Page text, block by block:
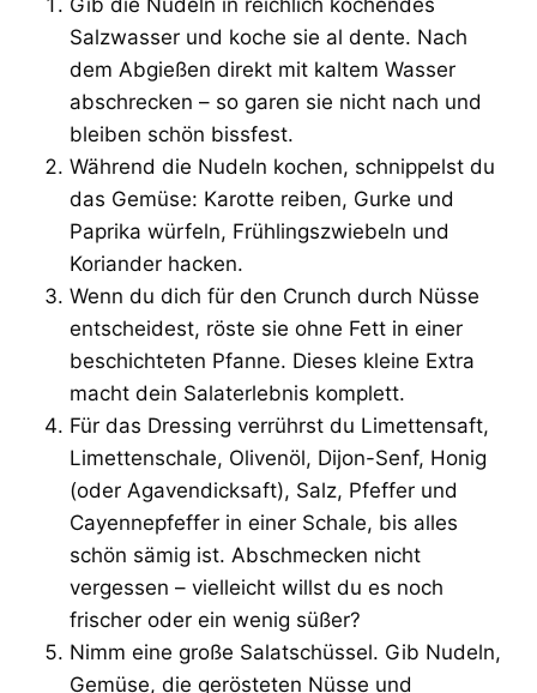
Salzwasser und koche sie al dente. Nach
dem Abgießen direkt mit kaltem Wasser
abschrecken – so garen sie nicht nach und
bleiben schön bissfest.
Während die Nudeln kochen, schnippelst du
das Gemüse: Karotte reiben, Gurke und
Paprika würfeln, Frühlingszwiebeln und
Koriander hacken.
Wenn du dich für den Crunch durch Nüsse
entscheidest, röste sie ohne Fett in einer
beschichteten Pfanne. Dieses kleine Extra
macht dein Salaterlebnis komplett.
Für das Dressing verrührst du Limettensaft,
Limettenschale, Olivenöl, Dijon-Senf, Honig
(oder Agavendicksaft), Salz, Pfeffer und
Cayennepfeffer in einer Schale, bis alles
schön sämig ist. Abschmecken nicht
vergessen – vielleicht willst du es noch
frischer oder ein wenig süßer?
Nimm eine große Salatschüssel. Gib Nudeln,
Gemüse, die gerösteten Nüsse und